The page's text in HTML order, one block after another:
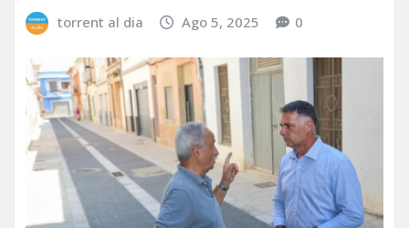
torrent al dia Ago 5, 2025 0